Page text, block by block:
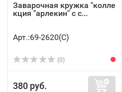
Заварочная кружка "колле
кция "арлекин" с с...
Арт.:69-2620(C)
(0)
380 руб.